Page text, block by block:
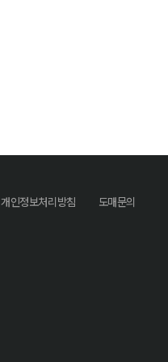
개인정보처리방침 도매문의